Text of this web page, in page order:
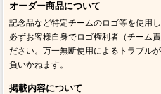
オーダー商品について
記念品など特定チームのロゴ等を使用
必ずお客様自身でロゴ権利者（チーム
ださい。万一無断使用によるトラブル
負いかねます。
掲載内容について